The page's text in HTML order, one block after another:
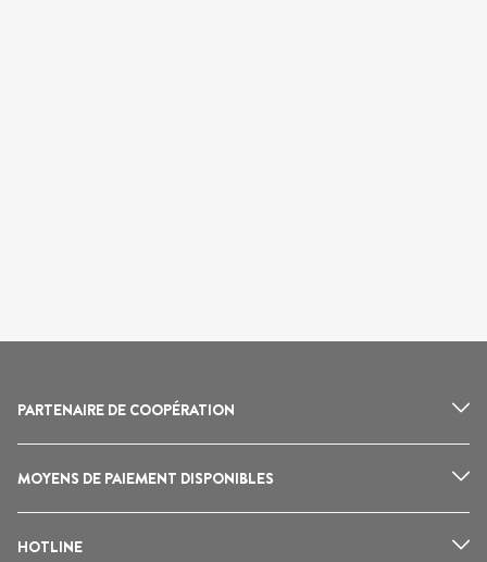
PARTENAIRE DE COOPÉRATION
MOYENS DE PAIEMENT DISPONIBLES
HOTLINE